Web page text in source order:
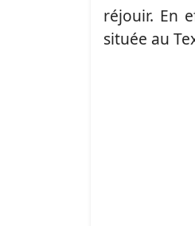
réjouir. En
située au